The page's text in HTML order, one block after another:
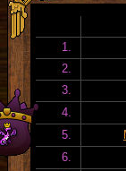
1.
2.
3.
4.
5.
6.